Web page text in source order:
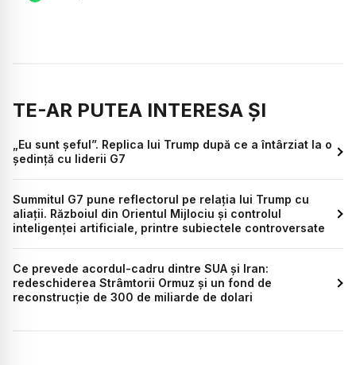
TE-AR PUTEA INTERESA ȘI
„Eu sunt șeful”. Replica lui Trump după ce a întârziat la o
ședință cu liderii G7
Summitul G7 pune reflectorul pe relația lui Trump cu
aliații. Războiul din Orientul Mijlociu și controlul
inteligenței artificiale, printre subiectele controversate
Ce prevede acordul-cadru dintre SUA și Iran:
redeschiderea Strâmtorii Ormuz și un fond de
reconstrucție de 300 de miliarde de dolari